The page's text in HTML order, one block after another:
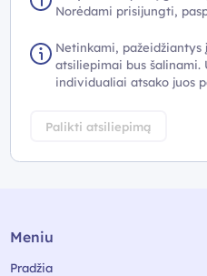
Norėdami prisijungti,
Netinkami, pažeidžiantys
atsiliepimai bus
individualiai atsako juos
Palikti atsiliepimą
Meniu
Pradžia